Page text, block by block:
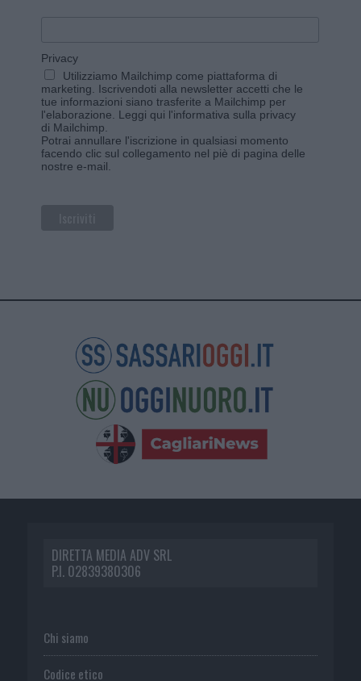
Privacy
Utilizziamo Mailchimp come piattaforma di
marketing. Iscrivendoti alla newsletter accetti che le
tue informazioni siano trasferite a Mailchimp per
l'elaborazione. Leggi qui l'informativa sulla privacy
di Mailchimp
Potrai annullare l'iscrizione in qualsiasi momento
facendo clic sul collegamento nel piè di pagina delle
nostre e-mail.
DIRETTA MEDIA ADV SRL
P.I. 02839380306
Chi siamo
Codice etico